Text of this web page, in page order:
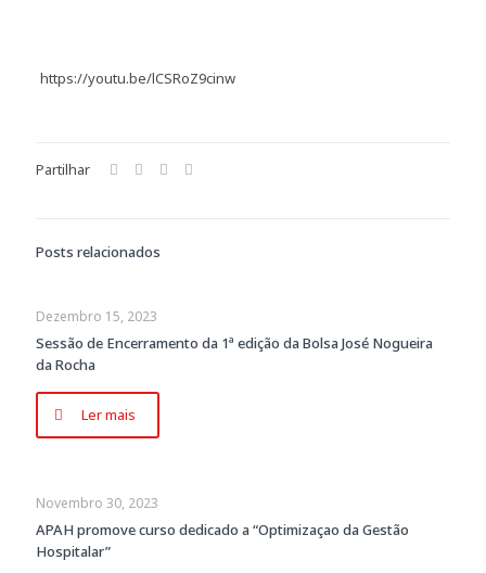
https://youtu.be/lCSRoZ9cinw
Partilhar
Posts relacionados
Dezembro 15, 2023
Sessão de Encerramento da 1ª edição da Bolsa José Nogueira
da Rocha
Ler mais
Novembro 30, 2023
APAH promove curso dedicado a “Optimizaçao da Gestão
Hospitalar”